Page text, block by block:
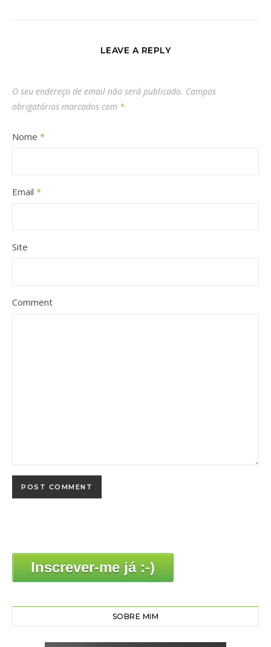
LEAVE A REPLY
O seu endereço de email não será publicado. Campos
obrigatórios marcados com *
Nome *
Email *
Site
Comment
Inscrever-me já :-)
SOBRE MIM